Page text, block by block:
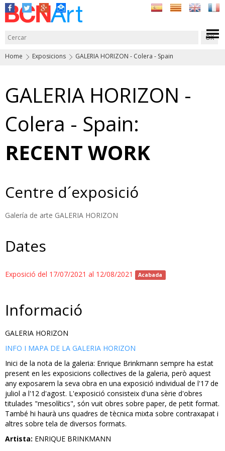
Home Exposicions GALERIA HORIZON - Colera - Spain
GALERIA HORIZON -
Colera - Spain:
RECENT WORK
Centre d´exposició
Galería de arte GALERIA HORIZON
Dates
Exposició del 17/07/2021 al 12/08/2021 Acabada
Informació
GALERIA HORIZON
INFO I MAPA DE LA GALERIA HORIZON
Inici de la nota de la galeria: Enrique Brinkmann sempre ha estat
present en les exposicions col·lectives de la galeria, però aquest
any exposarem la seva obra en una exposició individual de l'17 de
juliol a l'12 d'agost. L'exposició consisteix d'una sèrie d'obres
titulades "mesolítics", són vuit obres sobre paper, de petit format.
També hi haurà uns quadres de tècnica mixta sobre contraxapat i
altres sobre tela de diversos formats.
Artista: ENRIQUE BRINKMANN